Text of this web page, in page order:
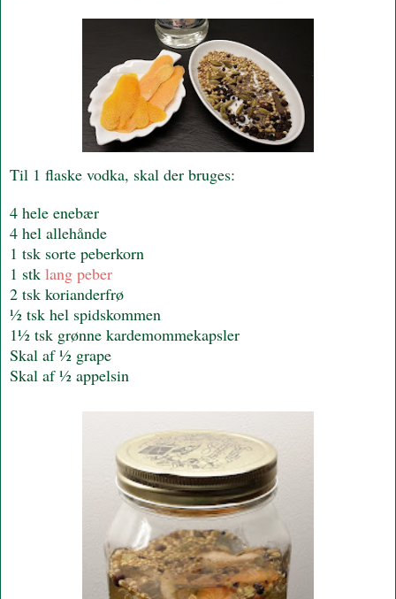
Til 1 flaske vodka, skal der bruges:
4 hele enebær
4 hel allehånde
1 tsk sorte peberkorn
1 stk lang peber
2 tsk korianderfrø
½ tsk hel spidskommen
1½ tsk grønne kardemommekapsler
Skal af ½ grape
Skal af ½ appelsin